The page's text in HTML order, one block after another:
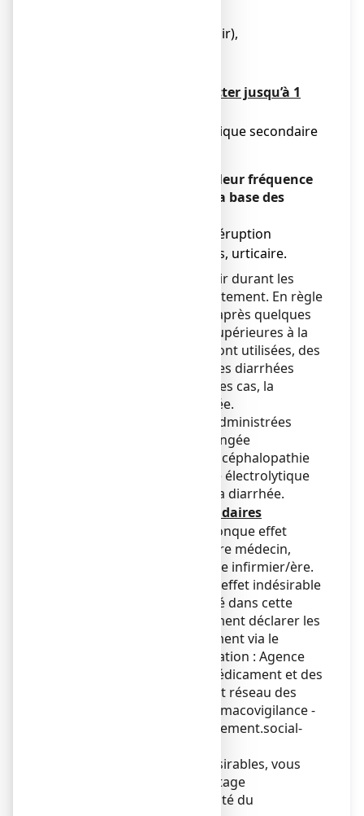
● nausées (envie de vomir),
Peu fréquent (pouvant affecter jusqu’à 1
● déséquilibre électrolytique secondaire
Fréquence indéterminée (leur fréquence
ne peut être estimée sur la base des
● réactions allergiques, éruption
cutanée, démangeaisons, urticaire.
Une flatulence peut survenir durant les
premières semaines de traitement. En règle
générale, celle-ci disparaît après quelques
jours. Lorsque des doses supérieures à la
posologie recommandée sont utilisées, des
douleurs abdominales et des diarrhées
peuvent apparaître. Dans ces cas, la
posologie doit être diminuée.
Si des doses élevées sont administrées
pendant une période prolongée
(habituellement en cas d'encéphalopathie
hépatique), un déséquilibre électrolytique
peut apparaître du fait de la diarrhée.
Déclaration des effets secondaires
Si vous ressentez un quelconque effet
indésirable, parlez-en à votre médecin,
votre pharmacien ou à votre infirmier/ère.
Ceci s’applique aussi à tout effet indésirable
qui ne serait pas mentionné dans cette
notice. Vous pouvez également déclarer les
effets indésirables directement via le
système national de déclaration : Agence
nationale de sécurité du médicament et des
produits de santé (ANSM) et réseau des
Centres Régionaux de Pharmacovigilance -
https://signalement.social-
En signalant les effets indésirables, vous
contribuez à fournir davantage
d’informations sur la sécurité du